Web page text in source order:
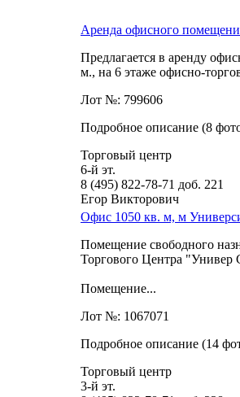
Аренда офисного
Предлагается в аренду
м.,­ на 6 этаже офисно-
Лот №: 799606
Подробное описание (8
Торговый центр
6-й эт.
8 (495) 822-78-71 доб. 221
Егор Викторович
Офис 1050 кв. м, м
Помещение свободного
Торгового Центра "Универ
Помещение...
Лот №: 1067071
Подробное описание (14
Торговый центр
3-й эт.